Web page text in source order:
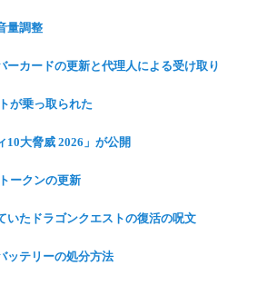
量調整
ーカードの更新と代理人による受け取り
が乗っ取られた
10大脅威 2026」が公開
ークンの更新
いたドラゴンクエストの復活の呪文
ッテリーの処分方法